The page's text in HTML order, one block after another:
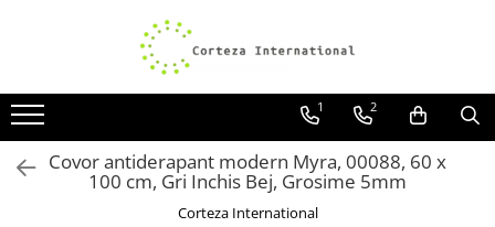
Covoare Moderne
Covoare Antiderapante si lavabile
Covoare Living
Traverse antiderapante
Traverse covoare
1 2
Covor antiderapant modern Myra, 00088, 60 x
100 cm, Gri Inchis Bej, Grosime 5mm
Corteza International